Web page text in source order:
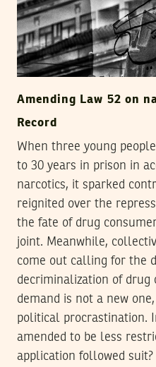
Amending Law 52 on
Record
When three young
to 30 years in prison in
narcotics, it sparked
reignited over the
the fate of drug
joint. Meanwhile,
come out calling for the
decriminalization of drug
demand is not a new
political procrastination.
amended to be less
application followed